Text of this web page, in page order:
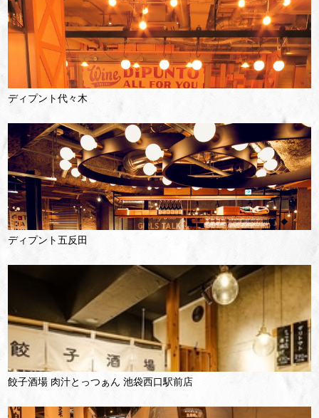
ディプント代々木
ディプント五反田
餃子酒場 肉汁とっつぁん 池袋西口駅前店